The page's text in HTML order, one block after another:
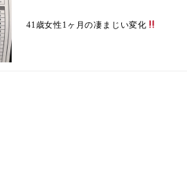
41歳女性1ヶ月の凄まじい変化